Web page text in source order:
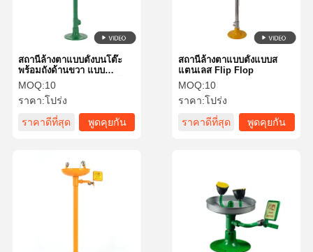
สถานีล้างตาแบบตั้งบนโต๊ะ
พร้อมถังด้านขวา แบบ
มาตรฐาน สแตนเลสและวัสดุ
ABS ((สีเขียว)
MOQ:10
ราคา:โปร่ง
ราคาดีที่สุด
พูดคุยกัน
สถานีล้างตาแบบตั้งแบบส
แตนเลส Flip Flop
MOQ:10
ราคา:โปร่ง
ราคาดีที่สุด
พูดคุยกัน